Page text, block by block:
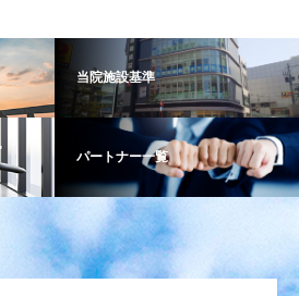
当院施設基準
パートナー一覧